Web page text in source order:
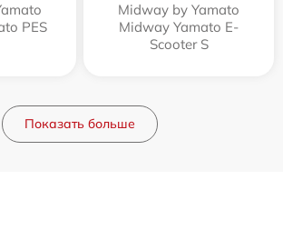
PES
Midway by Yamato
Midway Yamato E-
Scooter S
Показать больше